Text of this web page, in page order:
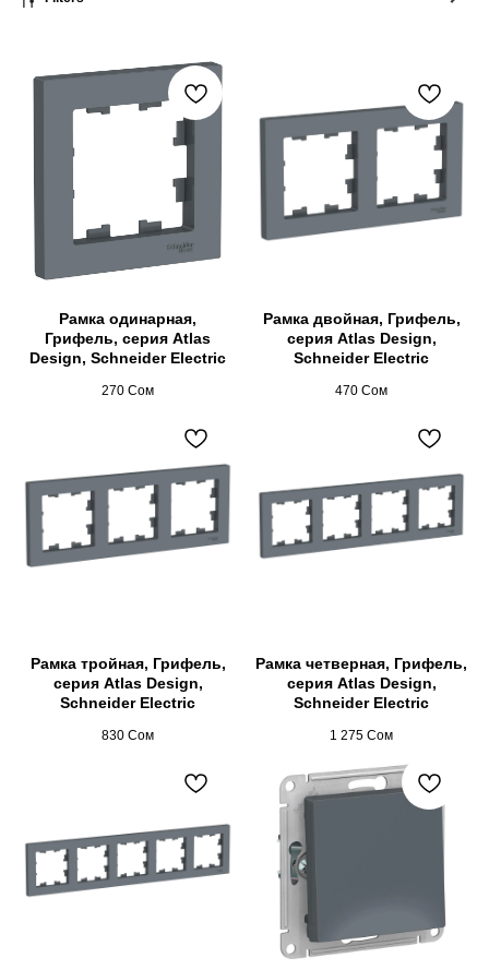
Рамка одинарная,
Грифель, серия Atlas
Design, Schneider Electric
270 Сом
Рамка двойная, Грифель,
серия Atlas Design,
Schneider Electric
470 Сом
Рамка тройная, Грифель,
серия Atlas Design,
Schneider Electric
830 Сом
Рамка четверная, Грифель,
серия Atlas Design,
Schneider Electric
1 275 Сом